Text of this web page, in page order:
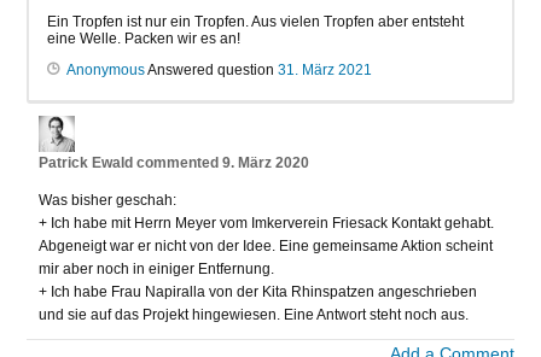
Ein Tropfen ist nur ein Tropfen. Aus vielen Tropfen aber entsteht
eine Welle. Packen wir es an!
AnonymousAnswered question 31. März 2021
Patrick Ewald commented 9. März 2020
Was bisher geschah:
+ Ich habe mit Herrn Meyer vom Imkerverein Friesack Kontakt gehabt.
Abgeneigt war er nicht von der Idee. Eine gemeinsame Aktion scheint
mir aber noch in einiger Entfernung.
+ Ich habe Frau Napiralla von der Kita Rhinspatzen angeschrieben
und sie auf das Projekt hingewiesen. Eine Antwort steht noch aus.